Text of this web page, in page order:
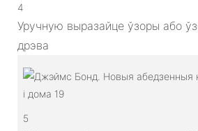
4
Уручную выразайце ўзоры або
дрэва
5